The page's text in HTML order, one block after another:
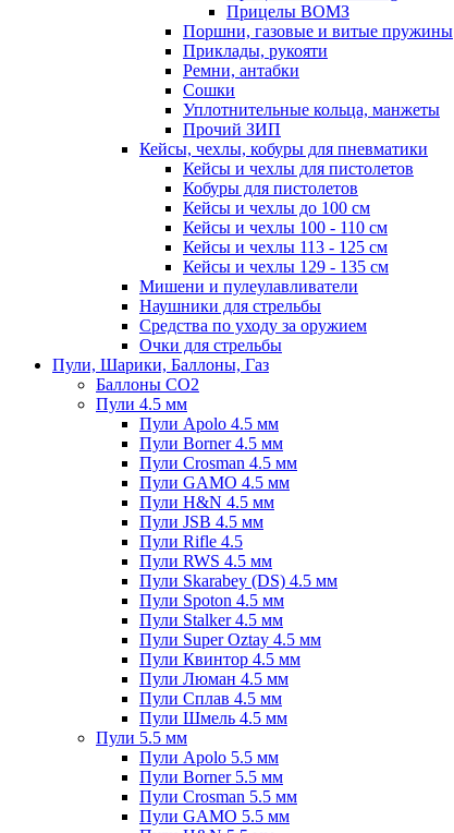
Прицелы ВОМЗ
Поршни, газовые и витые пружины
Приклады, рукояти
Ремни, антабки
Сошки
Уплотнительные кольца, манжеты
Прочий ЗИП
Кейсы, чехлы, кобуры для пневматики
Кейсы и чехлы для пистолетов
Кобуры для пистолетов
Кейсы и чехлы до 100 см
Кейсы и чехлы 100 - 110 см
Кейсы и чехлы 113 - 125 см
Кейсы и чехлы 129 - 135 см
Мишени и пулеулавливатели
Наушники для стрельбы
Средства по уходу за оружием
Очки для стрельбы
Пули, Шарики, Баллоны, Газ
Баллоны CO2
Пули 4.5 мм
Пули Apolo 4.5 мм
Пули Borner 4.5 мм
Пули Crosman 4.5 мм
Пули GAMO 4.5 мм
Пули H&N 4.5 мм
Пули JSB 4.5 мм
Пули Rifle 4.5
Пули RWS 4.5 мм
Пули Skarabey (DS) 4.5 мм
Пули Spoton 4.5 мм
Пули Stalker 4.5 мм
Пули Super Oztay 4.5 мм
Пули Квинтор 4.5 мм
Пули Люман 4.5 мм
Пули Сплав 4.5 мм
Пули Шмель 4.5 мм
Пули 5.5 мм
Пули Apolo 5.5 мм
Пули Borner 5.5 мм
Пули Crosman 5.5 мм
Пули GAMO 5.5 мм